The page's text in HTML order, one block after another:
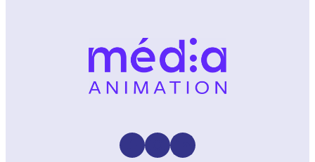
Facebook
Instagram
LinkedIn